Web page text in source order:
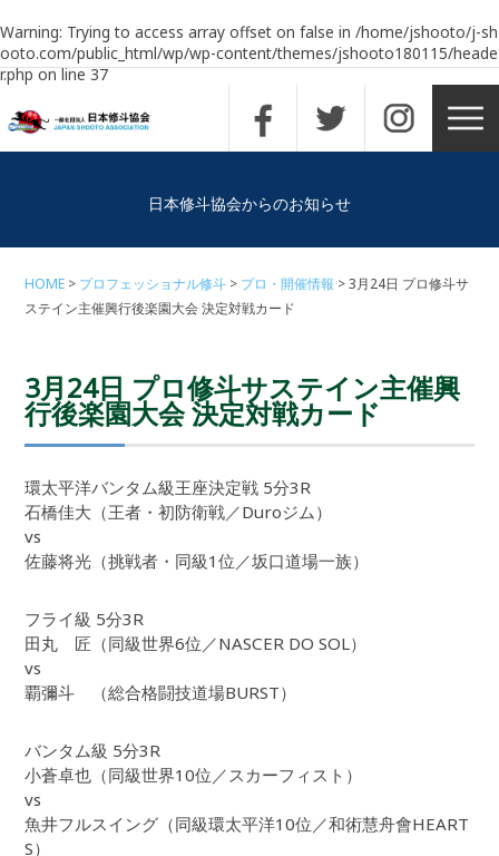
Warning: Trying to access array offset on false in /home/jshooto/j-sh
ooto.com/public_html/wp/wp-content/themes/jshooto180115/heade
r.phpon line37
日本修斗協会からのお知らせ
HOME プロフェッショナル修斗 プロ・開催情報
3月24日 プロ修斗サ
ステイン主催興行後楽園大会 決定対戦カード
3月24日 プロ修斗サステイン主催興
行後楽園大会 決定対戦カード
環太平洋バンタム級王座決定戦 5分3R
石橋佳大（王者・初防衛戦／Duroジム）
vs
佐藤将光（挑戦者・同級1位／坂口道場一族）
フライ級 5分3R
田丸 匠（同級世界6位／NASCER DO SOL）
vs
覇彌斗 （総合格闘技道場BURST）
バンタム級 5分3R
小蒼卓也（同級世界10位／スカーフィスト）
vs
魚井フルスイング（同級環太平洋10位／和術慧舟會HEART
S）